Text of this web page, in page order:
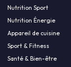
Nutrition Sport
Nutrition Énergie
Appareil de cuisine
Sport & Fitness
Santé & Bien-être